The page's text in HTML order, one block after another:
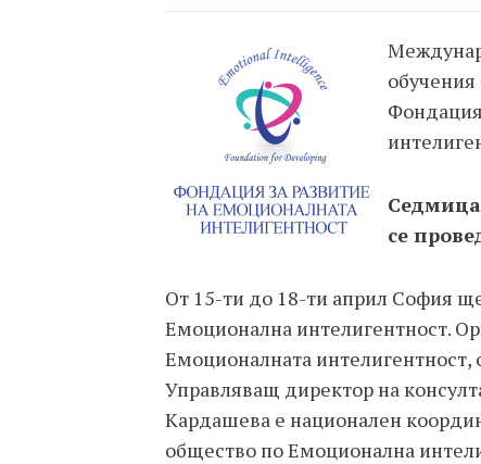
обучения
се
От 15-ти до 18-ти април София
Емоционална интелигентност.
Емоционалната
Управляващ директор на
Кардашева е национален
общество по Емоционална